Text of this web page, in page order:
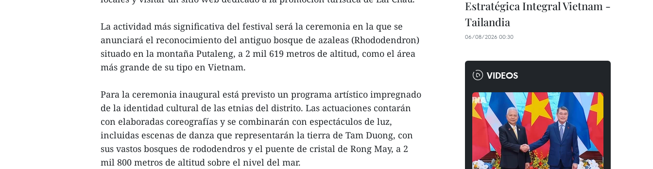
La actividad más significativa del festival será la ceremonia en la que se
anunciará el reconocimiento del antiguo bosque de azaleas (Rhododendron)
situado en la montaña Putaleng, a 2 mil 619 metros de altitud, como el área
más grande de su tipo en Vietnam.
Para la ceremonia inaugural está previsto un programa artístico impregnado
de la identidad cultural de las etnias del distrito. Las actuaciones contarán
con elaboradas coreografías y se combinarán con espectáculos de luz,
incluidas escenas de danza que representarán la tierra de Tam Duong, con
sus vastos bosques de rododendros y el puente de cristal de Rong May, a 2
mil 800 metros de altitud sobre el nivel del mar.
Estratégica Integral Vietnam -
Tailandia
06/08/2026 00:30
VIDEOS